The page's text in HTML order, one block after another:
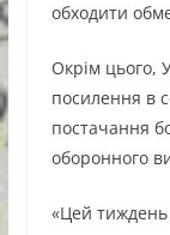
обходити
Окрім цього,
посилення в
постачання
оборонного
«Цей тиждень